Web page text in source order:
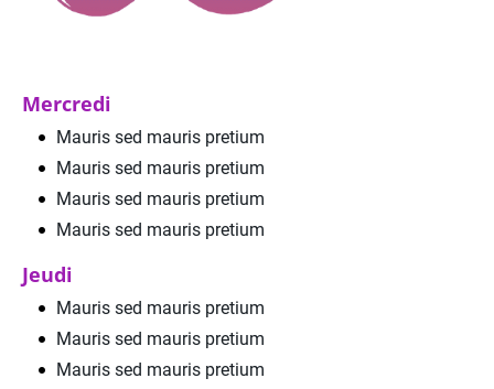
Mercredi
Mauris sed mauris pretium
Mauris sed mauris pretium
Mauris sed mauris pretium
Mauris sed mauris pretium
Jeudi
Mauris sed mauris pretium
Mauris sed mauris pretium
Mauris sed mauris pretium